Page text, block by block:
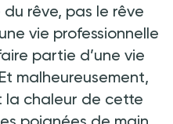
rêve, pas le rêve
vie professionnelle
partie d’une vie
malheureusement,
chaleur de cette